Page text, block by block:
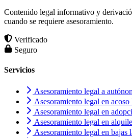
Contenido legal informativo y
cuando se requiere asesoramiento.
Verificado
Seguro
Servicios
Asesoramiento legal a
Asesoramiento legal en
Asesoramiento legal en
Asesoramiento legal en
Asesoramiento legal en bajas